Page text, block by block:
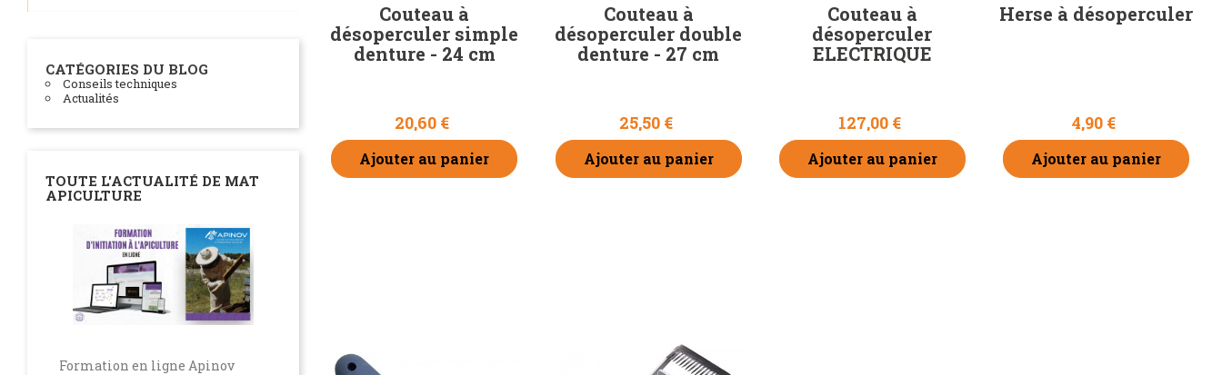
CATÉGORIES DU BLOG
Conseils techniques
Actualités
TOUTE L'ACTUALITÉ DE MAT
APICULTURE
Formation en ligne Apinov
Couteau à
désoperculer simple
denture - 24 cm
20,60 €
Ajouter au panier
Couteau à
désoperculer double
denture - 27 cm
25,50 €
Ajouter au panier
Couteau à
désoperculer
ELECTRIQUE
127,00 €
Ajouter au panier
Herse à désoperculer
4,90 €
Ajouter au panier